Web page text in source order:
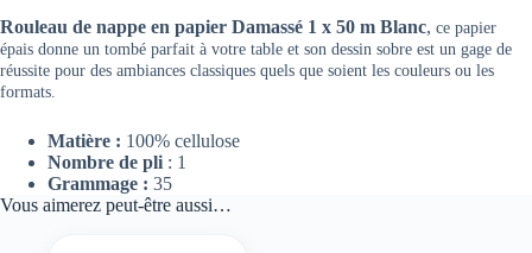
Rouleau de nappe en papier Damassé 1 x 50 m Blanc, ce papier
épais donne un tombé parfait à votre table et son dessin sobre est un gage de
réussite pour des ambiances classiques quels que soient les couleurs ou les
formats.
Matière : 100% cellulose
Nombre de pli : 1
Grammage : 35
Vous aimerez peut-être aussi…